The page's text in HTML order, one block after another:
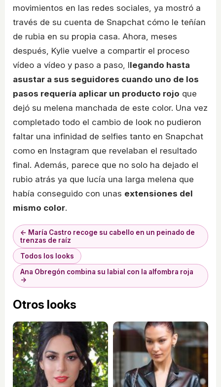
movimientos en las redes sociales, ya mostró a
través de su cuenta de Snapchat cómo le teñían
de rubia en su propia casa. Ahora, meses
después, Kylie vuelve a compartir el proceso
vídeo a vídeo y paso a paso, llegando hasta
asustar a sus seguidores cuando uno de los
pasos requería aplicar un producto rojo que
dejó su melena manchada de este color. Una vez
completado todo el cambio de look no pudieron
faltar una infinidad de selfies tanto en Snapchat
como en Instagram que revelaban el resultado
final. Además, parece que no solo ha dejado el
rubio atrás ya que lucía una larga melena que
había conseguido con unas extensiones del
mismo color.
← María Castro recoge su cabello en un peinado de
trenzas de raíz
Todos los looks
Ana Obregón combina su labial con la alfombra roja
→
Otros looks